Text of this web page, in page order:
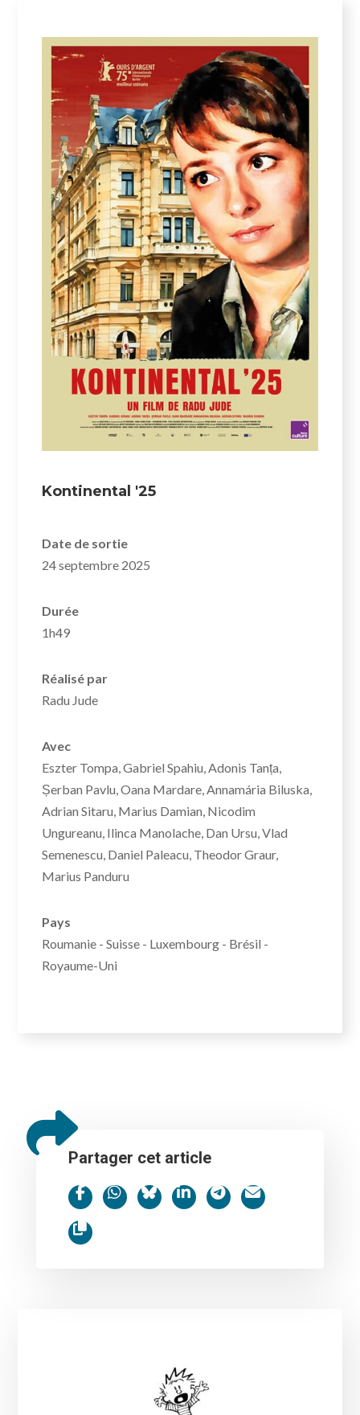
Kontinental '25
Date de sortie
24 septembre 2025
Durée
1h49
Réalisé par
Radu Jude
Avec
Eszter Tompa, Gabriel Spahiu, Adonis Tanța,
Șerban Pavlu, Oana Mardare, Annamária Biluska,
Adrian Sitaru, Marius Damian, Nicodim
Ungureanu, Ilinca Manolache, Dan Ursu, Vlad
Semenescu, Daniel Paleacu, Theodor Graur,
Marius Panduru
Pays
Roumanie - Suisse - Luxembourg - Brésil -
Royaume-Uni
Partager cet article